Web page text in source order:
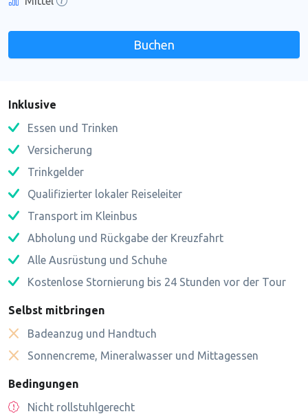
Buchen
Inklusive
Essen und Trinken
Versicherung
Trinkgelder
Qualifizierter lokaler Reiseleiter
Transport im Kleinbus
Abholung und Rückgabe der Kreuzfahrt
Alle Ausrüstung und Schuhe
Kostenlose Stornierung bis 24 Stunden vor der Tour
Selbst mitbringen
Badeanzug und Handtuch
Sonnencreme, Mineralwasser und Mittagessen
Bedingungen
Nicht rollstuhlgerecht